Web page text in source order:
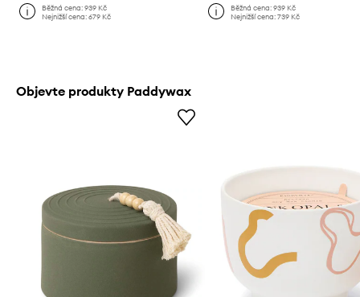
Běžná cena:939 Kč
Nejnižší cena:679 Kč
Běžná cena: 939 Kč
Nejnižší cena: 739 Kč
Objevte produkty Paddywax